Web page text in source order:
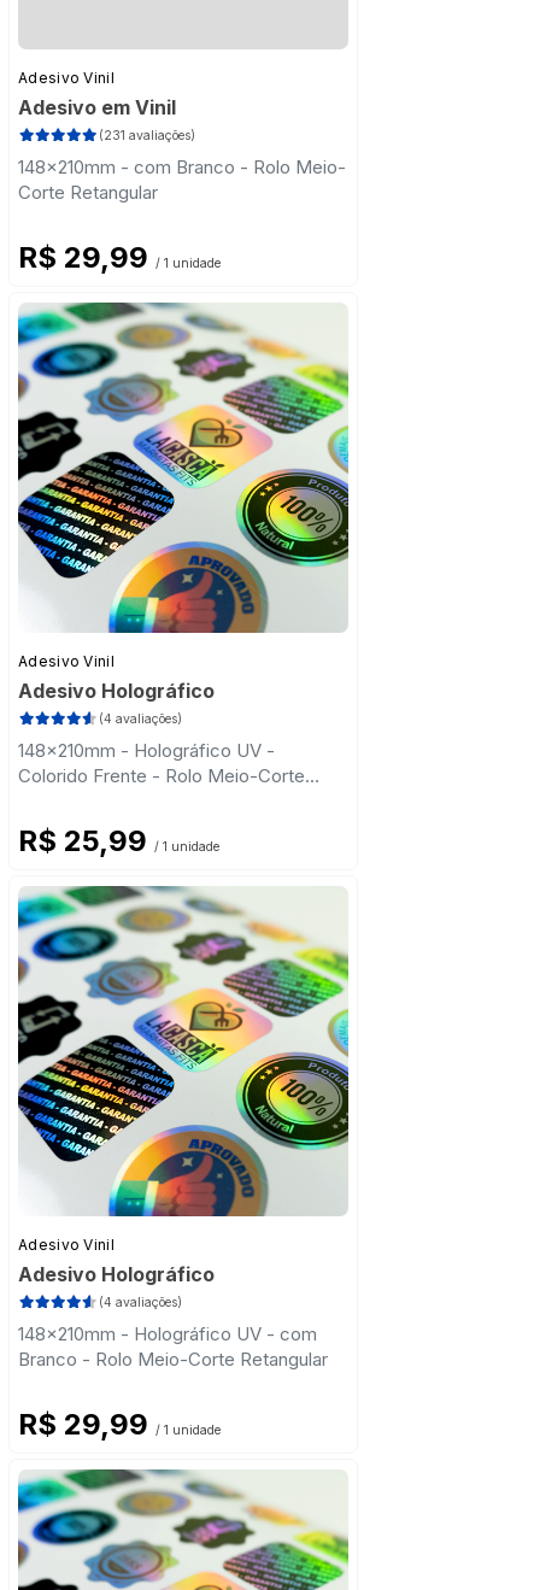
Adesivo Vinil
Adesivo em Vinil
(231 avaliações)
148x210mm - com Branco - Rolo Meio-
Corte Retangular
R$ 29,99 / 1 unidade
Adesivo Vinil
Adesivo Holográfico
(4 avaliações)
148x210mm - Holográfico UV -
Colorido Frente - Rolo Meio-Corte
R$ 25,99 / 1 unidade
Adesivo Vinil
Adesivo Holográfico
(4 avaliações)
148x210mm - Holográfico UV - com
Branco - Rolo Meio-Corte Retangular
R$ 29,99 / 1 unidade